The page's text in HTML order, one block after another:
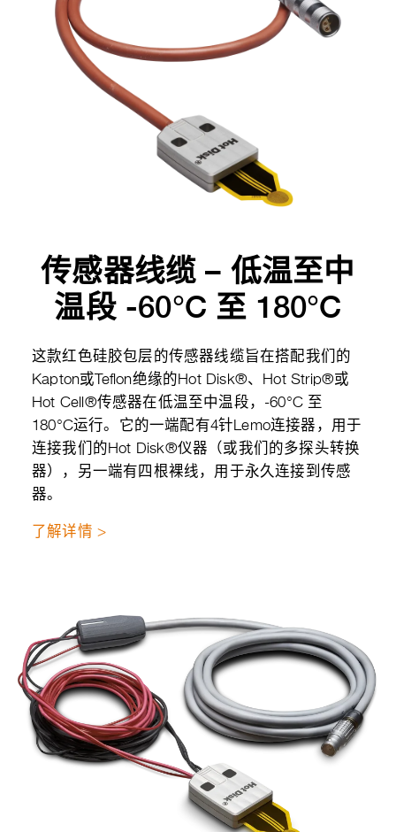
传感器线缆 – 低温至中
温段 -60°C 至 180°C
这款红色硅胶包层的传感器线缆旨在搭配我们的
Kapton或Teflon绝缘的Hot Disk®、Hot Strip®或
Hot Cell®传感器在低温至中温段，-60°C 至
180°C运行。它的一端配有4针Lemo连接器，用于
连接我们的Hot Disk®仪器（或我们的多探头转换
器），另一端有四根裸线，用于永久连接到传感
器。
了解详情 >